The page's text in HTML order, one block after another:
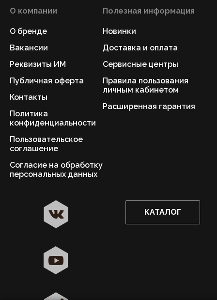
О компании
О бренде
Вакансии
Реквизиты ИМ
Публичная оферта
Контакты
Политика
конфиденциальности
Пользовательское
соглашение
Согласие на обработку
персональных данных
Полезная информация
Новинки
Доставка и оплата
Сервисные центры
Правила пользования
личным кабинетом
Расширенная гарантия
КАТАЛОГ